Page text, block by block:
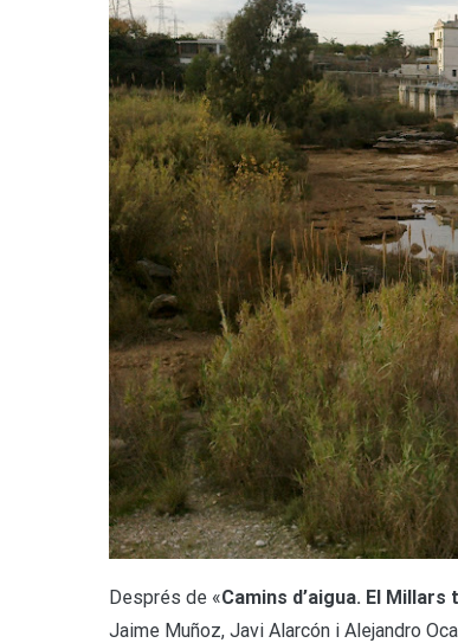
Després de «Camins d’aigua. El Millars
Jaime Muñoz, Javi Alarcón i Alejandro